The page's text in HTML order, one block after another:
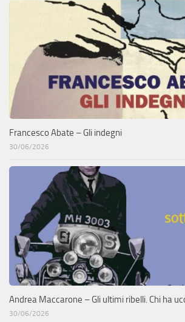
Francesco Abate – Gli indegni
30/06/2026
Andrea Maccarone – Gli ultimi ribelli. Chi ha
30/06/2026